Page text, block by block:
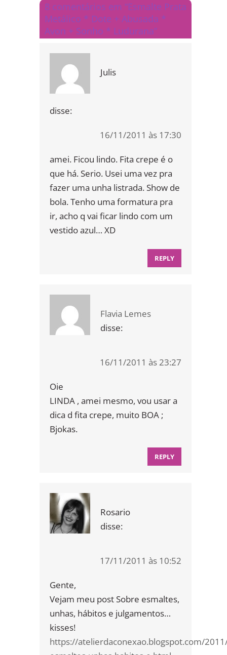
8 comentários em “Esmalte Prata
Metálico * Dote + Abusada *
Avon + Sonho * Ludurana”
Julis
disse:
16/11/2011 às 17:30
amei. Ficou lindo. Fita crepe é o
que há. Serio. Usei uma vez pra
fazer uma unha listrada. Show de
bola. Tenho uma formatura pra
ir, acho q vai ficar lindo com um
vestido azul… XD
REPLY
Flavia Lemes
disse:
16/11/2011 às 23:27
Oie
LINDA , amei mesmo, vou usar a
dica d fita crepe, muito BOA ;
Bjokas.
REPLY
Rosario
disse:
17/11/2011 às 10:52
Gente,
Vejam meu post Sobre esmaltes,
unhas, hábitos e julgamentos…
kisses!
https://atelierdaconexao.blogspot.com/